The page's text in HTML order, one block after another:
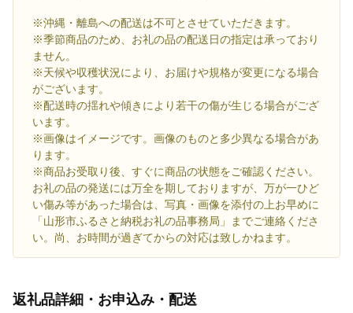
※沖縄・離島への配送は不可とさせていただきます。
※季節商品のため、お礼の品の配送日の指定は承っており
ません。
※天候や収穫状況により、お届けや規格が変更になる場合
がございます。
※配送時の揺れや傾きにより若干の傷が生じる場合がござ
います。
※画像はイメージです。画像のものと多少異なる場合があ
ります。
※商品お受取り後、すぐに商品の状態をご確認ください。
お礼の品の発送には万全を期しておりますが、万が一ひど
い傷み等があった場合は、写真・画像を添付の上お早めに
「山形市ふるさと納税お礼の品事務局」までご連絡くださ
い。尚、お時間が過ぎてからの対応は致しかねます。
返礼品詳細・お申込み・配送